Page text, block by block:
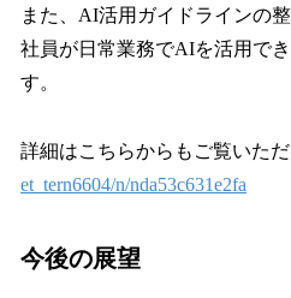
また、AI活用ガイドラインの
社員が日常業務でAIを活用で
す。
詳細はこちらからもご覧いただ
et_tern6604/n/nda53c631e2fa
今後の展望